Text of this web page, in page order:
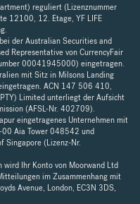
reguliert (Lizenznummer
12100, 12. Etage, YF LIFE
der Australian Securities and
Representative von CurrencyFair
00041945000) eingetragen.
mit Sitz in Milsons Landing
ACN 147 506 410,
Limited unterliegt der Aufsicht
(AFSL-Nr. 402709).
eingetragenes Unternehmen mit
Aia Tower 048542 und
Singapore (Lizenz-Nr.
wird Ihr Konto von Moorwand Ltd
im Zusammenhang mit
Avenue, London, EC3N 3DS,